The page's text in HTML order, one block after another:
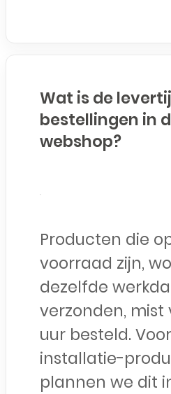
Wat is de
bestellingen in
webshop?
Producten die
voorraad zijn,
dezelfde
verzonden, mist
uur besteld. Voor
installatie-
plannen we dit